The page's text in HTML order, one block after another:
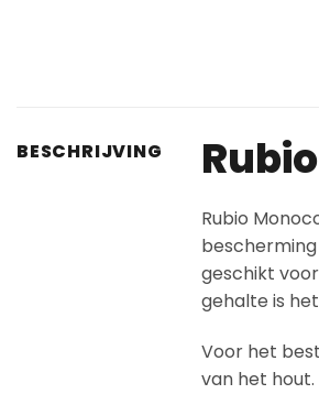
BESCHRIJVING
Rubio
bescherming
geschikt
gehalte is
Voor het
van het